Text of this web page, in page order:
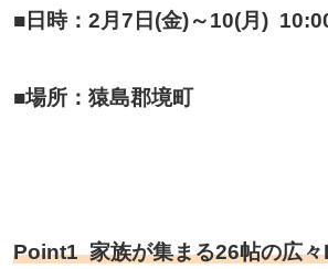
■日時：2月7日(金)～10(月)
■場所：猿島郡境町
Point1 家族が集まる26帖の広